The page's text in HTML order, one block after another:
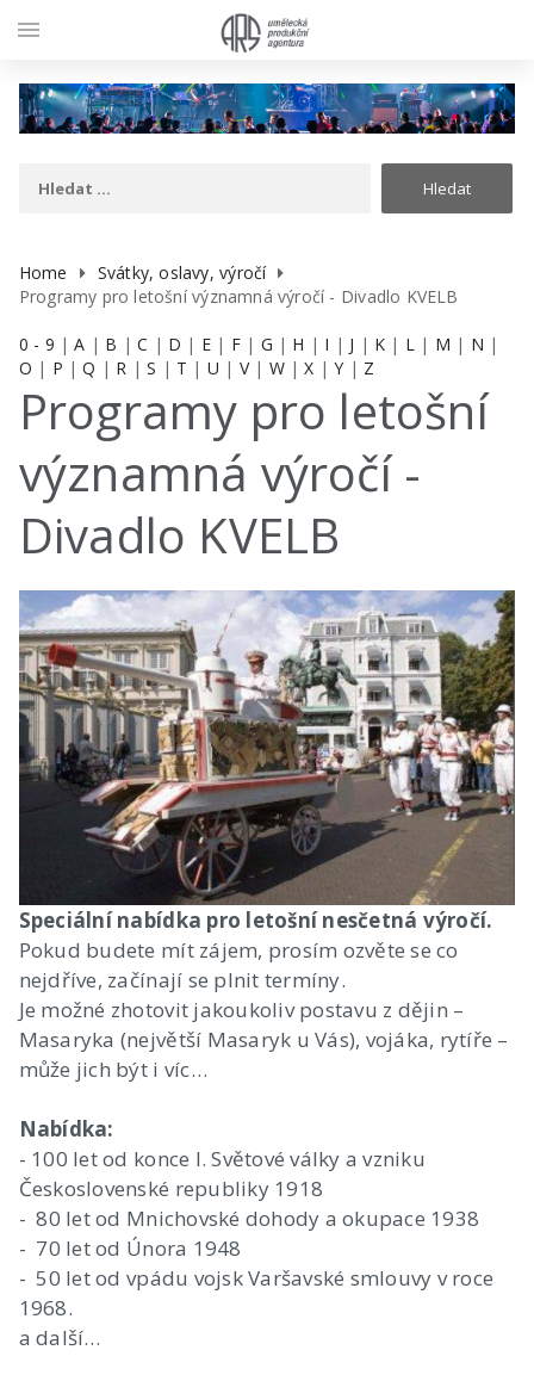
Home
Svátky, oslavy, výročí
Programy pro letošní významná výročí - Divadlo KVELB
0 - 9 |A | B |C | D | E | F| G | H | I | J | K | L | M | N |
O | P |Q | R |S | T | U | V| W|X |Y | Z
Programy pro letošní
významná výročí -
Divadlo KVELB
Speciální nabídka pro letošní nesčetná výročí.
Pokud budete mít zájem, prosím ozvěte se co
nejdříve, začínají se plnit termíny.
Je možné zhotovit jakoukoliv postavu z dějin –
Masaryka (největší Masaryk u Vás), vojáka, rytíře –
může jich být i víc…
Nabídka:
- 100 let od konce I. Světové války a vzniku
Československé republiky 1918
- 80 let od Mnichovské dohody a okupace 1938
- 70 let od Února 1948
- 50 let od vpádu vojsk Varšavské smlouvy v roce
1968.
a další…
menu